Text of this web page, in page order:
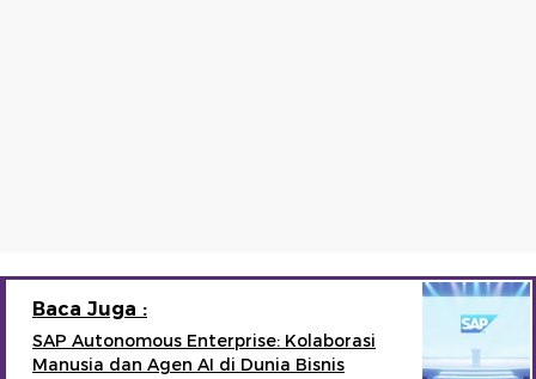
Baca Juga :
SAP Autonomous Enterprise: Kolaborasi
Manusia dan Agen AI di Dunia Bisnis